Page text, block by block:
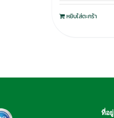
was:
280.00฿.
หยิบใส่ตะกร้า
ที่อยู่